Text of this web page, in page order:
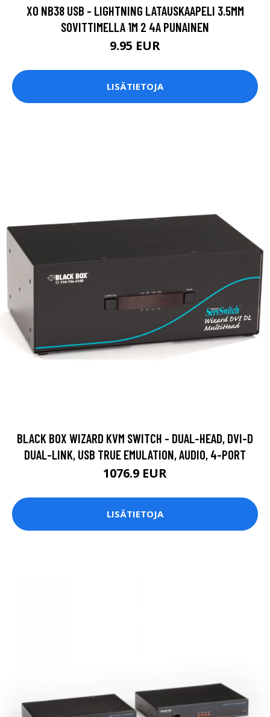
XO NB38 USB - LIGHTNING LATAUSKAAPELI 3.5MM
SOVITTIMELLA 1M 2 4A PUNAINEN
9.95 EUR
LISÄTIETOJA
BLACK BOX WIZARD KVM SWITCH - DUAL-HEAD, DVI-D
DUAL-LINK, USB TRUE EMULATION, AUDIO, 4-PORT
1076.9 EUR
LISÄTIETOJA